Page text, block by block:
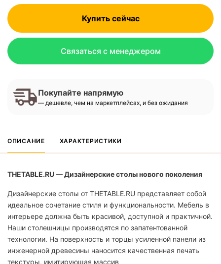
Купить сейчас
Связаться с менеджером
Покупайте напрямую
— дешевле, чем на маркетплейсах, и без ожидания
ОПИСАНИЕ ХАРАКТЕРИСТИКИ
THETABLE.RU — Дизайнерские столы нового поколения
Дизайнерские столы от THETABLE.RU представляет собой
идеальное сочетание стиля и функциональности. Мебель в
интерьере должна быть красивой, доступной и практичной.
Наши столешницы производятся по запатентованной
технологии. На поверхность и торцы усиленной панели из
инженерной древесины наносится качественная печать
текстуры, имитирующая массив